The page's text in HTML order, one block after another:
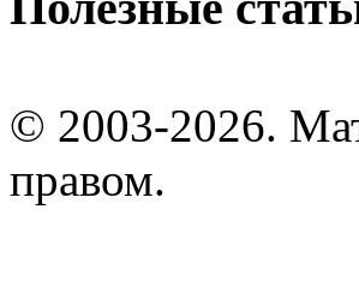
© 2003-2026.
правом.